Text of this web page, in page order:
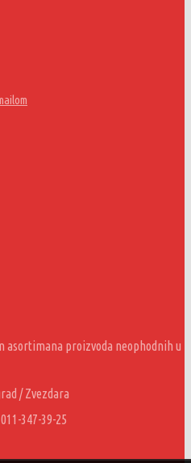
asortimana proizvoda neophodnih u
/ Zvezdara
347-39-25